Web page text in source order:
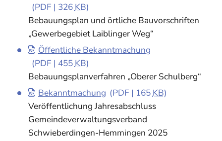
(PDF | 326 KB)
Bebauungsplan und örtliche Bauvorschriften
„Gewerbegebiet Laiblinger Weg“
Öffentliche Bekanntmachung
(PDF | 455KB)
Bebauungsplanverfahren „Oberer Schulberg“
Bekanntmachung (PDF | 165KB)
Veröffentlichung Jahresabschluss
Gemeindeverwaltungsverband
Schwieberdingen-Hemmingen 2025